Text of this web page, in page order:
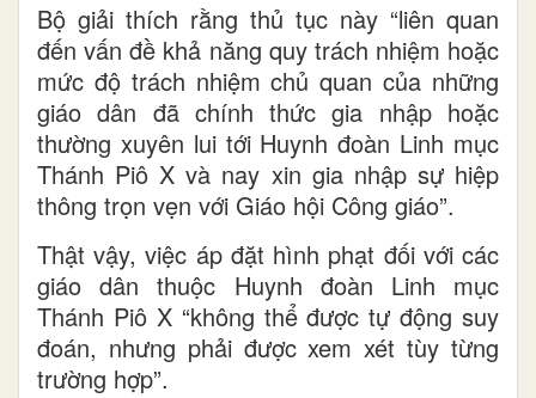
Bộ giải thích rằng thủ tục này “liên quan
đến vấn đề khả năng quy trách nhiệm hoặc
mức độ trách nhiệm chủ quan của những
giáo dân đã chính thức gia nhập hoặc
thường xuyên lui tới Huynh đoàn Linh mục
Thánh Piô X và nay xin gia nhập sự hiệp
thông trọn vẹn với Giáo hội Công giáo”.
Thật vậy, việc áp đặt hình phạt đối với các
giáo dân thuộc Huynh đoàn Linh mục
Thánh Piô X “không thể được tự động suy
đoán, nhưng phải được xem xét tùy từng
trường hợp”.